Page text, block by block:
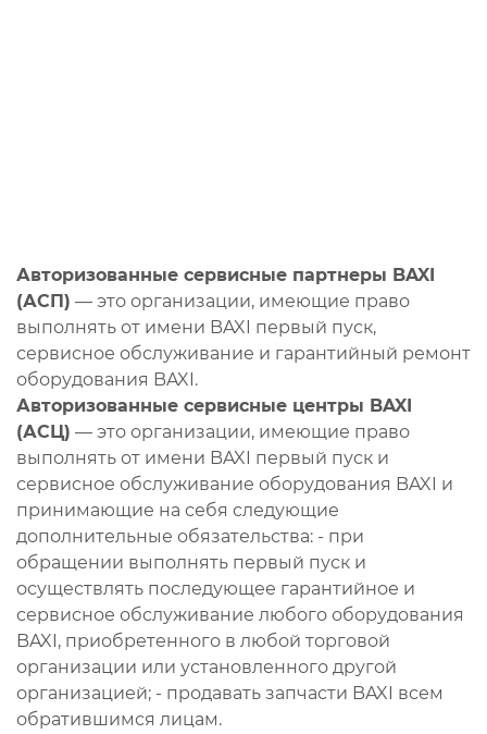
Авторизованные сервисные партнеры BAXI
(АСП) — это организации, имеющие право
выполнять от имени BAXI первый пуск,
сервисное обслуживание и гарантийный ремонт
оборудования BAXI.
Авторизованные сервисные центры BAXI
(АСЦ) — это организации, имеющие право
выполнять от имени BAXI первый пуск и
сервисное обслуживание оборудования BAXI и
принимающие на себя следующие
дополнительные обязательства: - при
обращении выполнять первый пуск и
осуществлять последующее гарантийное и
сервисное обслуживание любого оборудования
BAXI, приобретенного в любой торговой
организации или установленного другой
организацией; - продавать запчасти BAXI всем
обратившимся лицам.